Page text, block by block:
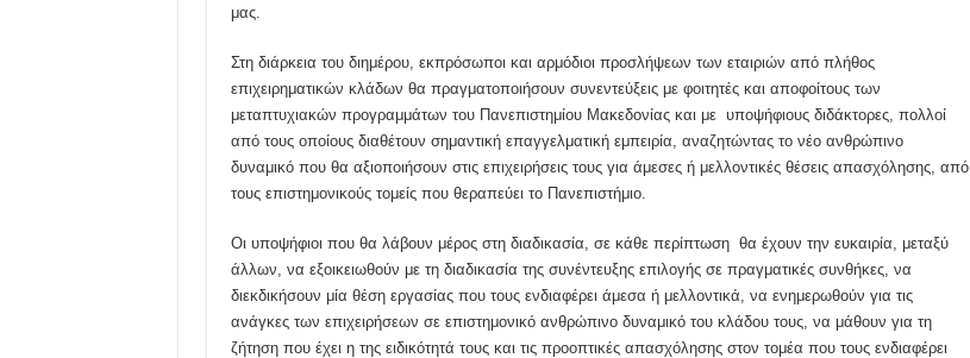
μας.
Στη διάρκεια του διημέρου, εκπρόσωποι και αρμόδιοι προσλήψεων των εταιριών από πλήθος
επιχειρηματικών κλάδων θα πραγματοποιήσουν συνεντεύξεις με φοιτητές και αποφοίτους των
μεταπτυχιακών προγραμμάτων του Πανεπιστημίου Μακεδονίας και με υποψήφιους διδάκτορες, πολλοί
από τους οποίους διαθέτουν σημαντική επαγγελματική εμπειρία, αναζητώντας το νέο ανθρώπινο
δυναμικό που θα αξιοποιήσουν στις επιχειρήσεις τους για άμεσες ή μελλοντικές θέσεις απασχόλησης, από
τους επιστημονικούς τομείς που θεραπεύει το Πανεπιστήμιο.
Οι υποψήφιοι που θα λάβουν μέρος στη διαδικασία, σε κάθε περίπτωση θα έχουν την ευκαιρία, μεταξύ
άλλων, να εξοικειωθούν με τη διαδικασία της συνέντευξης επιλογής σε πραγματικές συνθήκες, να
διεκδικήσουν μία θέση εργασίας που τους ενδιαφέρει άμεσα ή μελλοντικά, να ενημερωθούν για τις
ανάγκες των επιχειρήσεων σε επιστημονικό ανθρώπινο δυναμικό του κλάδου τους, να μάθουν για τη
ζήτηση που έχει η της ειδικότητά τους και τις προοπτικές απασχόλησης στον τομέα που τους ενδιαφέρει